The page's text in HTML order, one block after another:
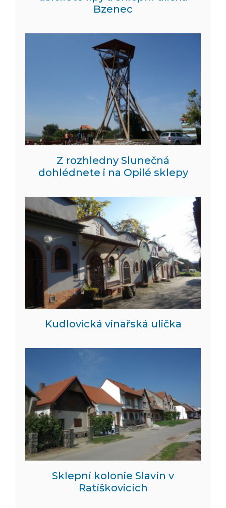
Bzenec
Z rozhledny Slunečná
dohlédnete i na Opilé sklepy
Kudlovická vinařská ulička
Sklepní kolonie Slavín v
Ratíškovicích